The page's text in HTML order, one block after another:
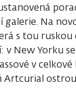
Na
s tou
New Yorku
v